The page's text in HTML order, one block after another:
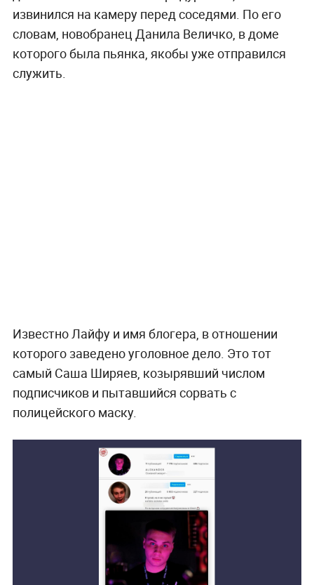
извинился на камеру перед соседями. По его
словам, новобранец Данила Величко, в доме
которого была пьянка, якобы уже отправился
служить.
Известно Лайфу и имя блогера, в отношении
которого заведено уголовное дело. Это тот
самый Саша Ширяев, козырявший числом
подписчиков и пытавшийся сорвать с
полицейского маску.